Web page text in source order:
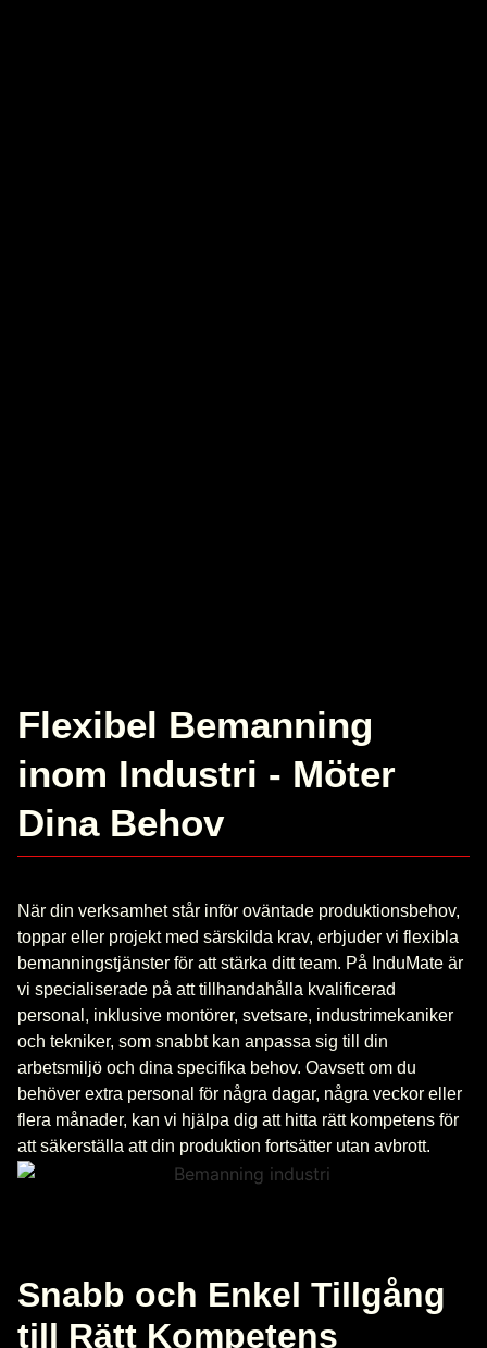
Flexibel Bemanning
inom Industri - Möter
Dina Behov
När din verksamhet står inför oväntade produktionsbehov,
toppar eller projekt med särskilda krav, erbjuder vi flexibla
bemanningstjänster för att stärka ditt team. På InduMate är
vi specialiserade på att tillhandahålla kvalificerad
personal, inklusive montörer, svetsare, industrimekaniker
och tekniker, som snabbt kan anpassa sig till din
arbetsmiljö och dina specifika behov. Oavsett om du
behöver extra personal för några dagar, några veckor eller
flera månader, kan vi hjälpa dig att hitta rätt kompetens för
att säkerställa att din produktion fortsätter utan avbrott.
Snabb och Enkel Tillgång
till Rätt Kompetens